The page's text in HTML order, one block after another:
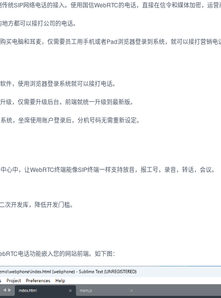
统SIP网络电话的接入。使用国信WebRTC的电话，直接在信令和媒体加密，运
方都可以接打公司的电话。
买电脑和耳麦，仅需要员工用手机或者Pad浏览器登录到系统，就可以接打营销电
件，使用浏览器登录系统就可以接打电话。
级，仅需要升级后台，前端就统一升级到最新版。
统，坐席使用账户登录后，分机号码无需重新设定。
心中，让WebRTC终端能像SIP终端一样支持放音，报工号，录音，转话，会议。
开发库，降低开发门槛。
电话功能嵌入您的网站前端。如下图：